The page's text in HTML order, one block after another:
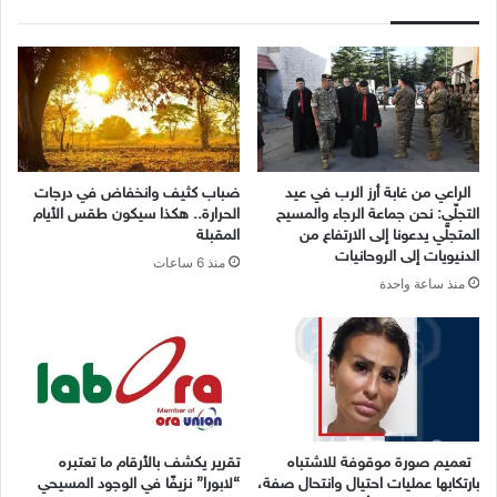
الراعي من غابة أرز الرب في عيد
التجلّي: نحن جماعة الرجاء والمسيح
المتجلّي يدعونا إلى الارتفاع من
الدنيويات إلى الروحانيات
منذ ساعة واحدة
ضباب كثيف وانخفاض في درجات
الحرارة.. هكذا سيكون طقس الأيام
المقبلة
منذ 6 ساعات
تعميم صورة موقوفة للاشتباه
بارتكابها عمليات احتيال وانتحال صفة،
تقرير يكشف بالأرقام ما تعتبره
“لابورا” نزيفًا في الوجود المسيحي